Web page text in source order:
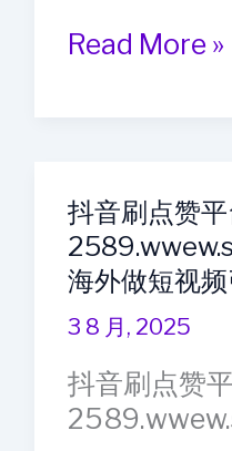
发
是
文
字
更
有
流
量
视
丝
平
台：
海
外
做
Read More »
抖音刷点赞平
海外做短视
3 8 月, 2025
抖音刷点赞平